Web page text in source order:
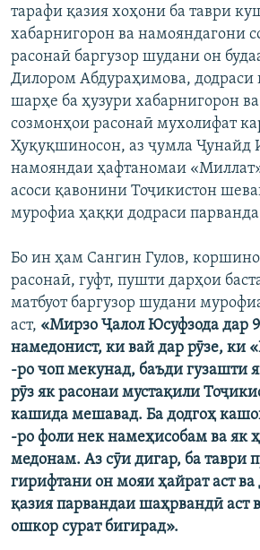
тарафи қазия хоҳони ба таври
хабарнигорон ва намояндагони
расонаӣ баргузор шудани он
Дилором Абдураҳимова, додраси
шарҳе ба ҳузури хабарнигорон
созмонҳои расонаӣ мухолифат
Ҳуқуқшиносон, аз ҷумла Ҷунайд
намояндаи ҳафтаномаи
асоси қавонини Тоҷикистон
мурофиа ҳаққи додраси парванда
Бо ин ҳам Сангин Гулов,
расонаӣ, гуфт, пушти дарҳои
матбуот баргузор шудани
аст, «Мирзо Ҷалол Юсуфзода дар
намедонист, ки вай дар рӯзе, ки
-ро чоп мекунад, баъди гузашти
рӯз як расонаи мустақили
кашида мешавад. Ба додгоҳ
-ро фоли нек намеҳисобам ва як
медонам. Аз сӯи дигар, ба таври
гирифтани он мояи ҳайрат аст ва
қазия парвандаи шаҳрвандӣ аст
ошкор сурат бигирад».